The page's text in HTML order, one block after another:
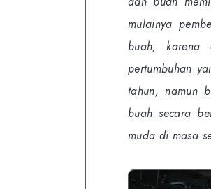
mulainya
buah, karena
pertumbuhan
tahun, namun
buah secara
muda di masa